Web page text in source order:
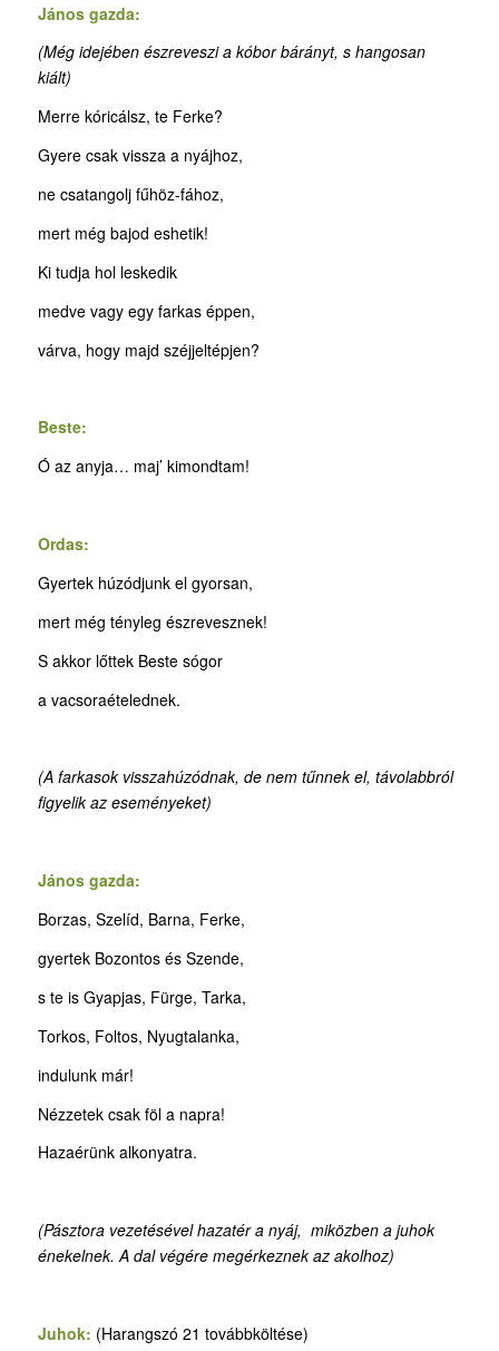
János gazda:
(Még idejében észreveszi a kóbor bárányt, s hangosan
kiált)
Merre kóricálsz, te Ferke?
Gyere csak vissza a nyájhoz,
ne csatangolj fűhöz-fához,
mert még bajod eshetik!
Ki tudja hol leskedik
medve vagy egy farkas éppen,
várva, hogy majd széjjeltépjen?
Beste:
Ó az anyja… maj’ kimondtam!
Ordas:
Gyertek húzódjunk el gyorsan,
mert még tényleg észrevesznek!
S akkor lőttek Beste sógor
a vacsoraételednek.
(A farkasok visszahúzódnak, de nem tűnnek el, távolabbról
figyelik az eseményeket)
János gazda:
Borzas, Szelíd, Barna, Ferke,
gyertek Bozontos és Szende,
s te is Gyapjas, Fürge, Tarka,
Torkos, Foltos, Nyugtalanka,
indulunk már!
Nézzetek csak föl a napra!
Hazaérünk alkonyatra.
(Pásztora vezetésével hazatér a nyáj, miközben a juhok
énekelnek. A dal végére megérkeznek az akolhoz)
Juhok: (Harangszó 21 továbbköltése)